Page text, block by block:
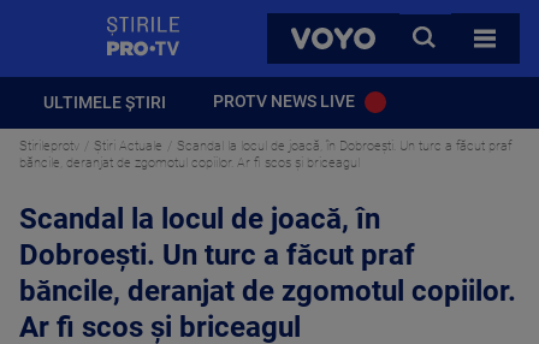
VOYO
CAUTA
TOATE
ULTIMELE ȘTIRI PROTV NEWS LIVE
Stirileprotv Știri Actuale
Scandal la locul de joacă, în Dobroești. Un turc a făcut praf
băncile, deranjat de zgomotul copiilor. Ar fi scos și briceagul
Scandal la locul de joacă, în
Dobroești. Un turc a făcut praf
băncile, deranjat de zgomotul copiilor.
Ar fi scos și briceagul